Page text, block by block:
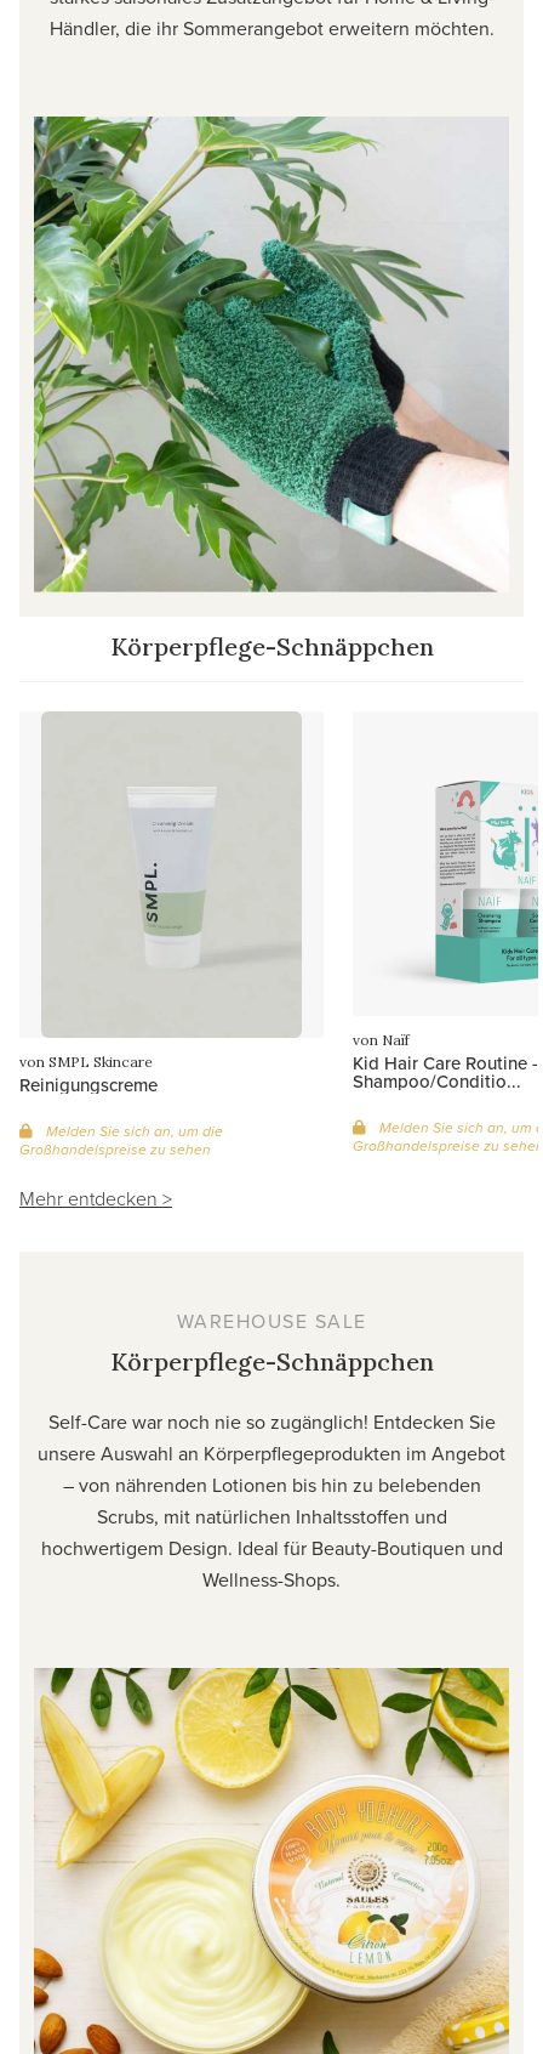
Händler, die ihr Sommerangebot erweitern möchten.
Körperpflege-Schnäppchen
von SMPL Skincare
Reinigungscreme
Melden Sie sich an, um die
Großhandelspreise zu sehen
von Naïf
Kid Hair Care Routine -
Shampoo/Conditio...
Melden Sie sich an, um
Großhandelspreise zu sehen
Mehr entdecken >
WAREHOUSE SALE
Körperpflege-Schnäppchen
Self-Care war noch nie so zugänglich! Entdecken Sie
unsere Auswahl an Körperpflegeprodukten im Angebot
– von nährenden Lotionen bis hin zu belebenden
Scrubs, mit natürlichen Inhaltsstoffen und
hochwertigem Design. Ideal für Beauty-Boutiquen und
Wellness-Shops.